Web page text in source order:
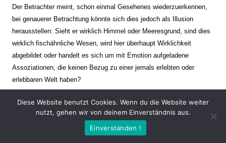
Der Betrachter meint, schon einmal Gesehenes wiederzuerkennen,
bei genauerer Betrachtung könnte sich dies jedoch als Illusion
herausstellen: Sieht er wirklich Himmel oder Meeresgrund, sind dies
wirklich fischähnliche Wesen, wird hier überhaupt Wirklichkeit
abgebildet oder handelt es sich um mit Emotion aufgeladene
Assoziationen, die keinen Bezug zu einer jemals erlebten oder
erlebbaren Welt haben?
Verharren und Dynamik stehen sich dabei gegenüber. Zeit steht still
oder verrinnt im Nu. Es soll dabei eine Spannung, auch farblich, bis
zur Schmerzgrenze erzeugt werden. Die Arbeiten stellen ambivalente
Diese Website benutzt Cookies. Wenn du die Website weiter
nutzt, gehen wir von deinem Einverständnis aus.
Einverstanden !